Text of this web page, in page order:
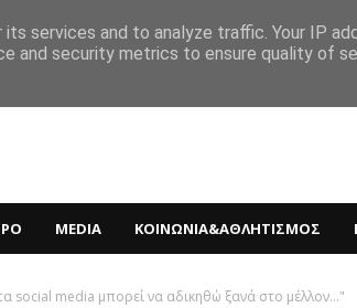
MEDIA ΚΟΙΝΩΝΙΑ&ΑΘΛΗΤΙΣΜΟΣ
social media μπορεί να αδικηθώ ξανά στο μέλλον..."
services and to analyze traffic. Your IP
and security metrics to ensure quality of